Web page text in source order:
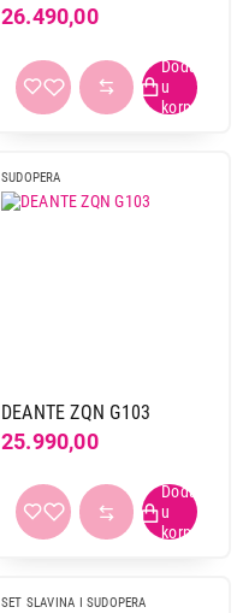
26.490,00
SUDOPERA
DEANTE ZQN G103
25.990,00
SET SLAVINA I SUDOPERA